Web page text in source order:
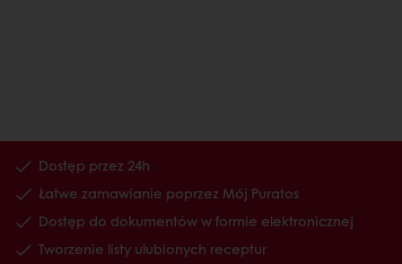
Dostęp przez 24h
Łatwe zamawianie poprzez Mój Puratos
Dostęp do dokumentów w formie elektronicznej
Tworzenie listy ulubionych receptur